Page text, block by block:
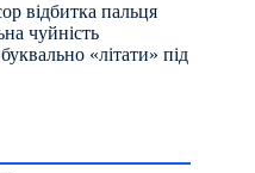
відбитка пальця
чуйність
«літати» під